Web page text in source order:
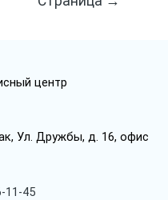
Ул. Дружбы, д. 16, офис
11-45